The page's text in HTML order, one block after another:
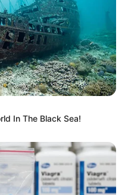
In The Black Sea!